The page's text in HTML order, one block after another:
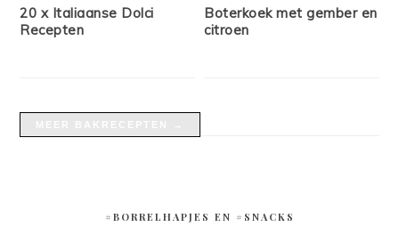
20 x Italiaanse Dolci
Recepten
Boterkoek met gember en
citroen
#BORRELHAPJES EN #SNACKS